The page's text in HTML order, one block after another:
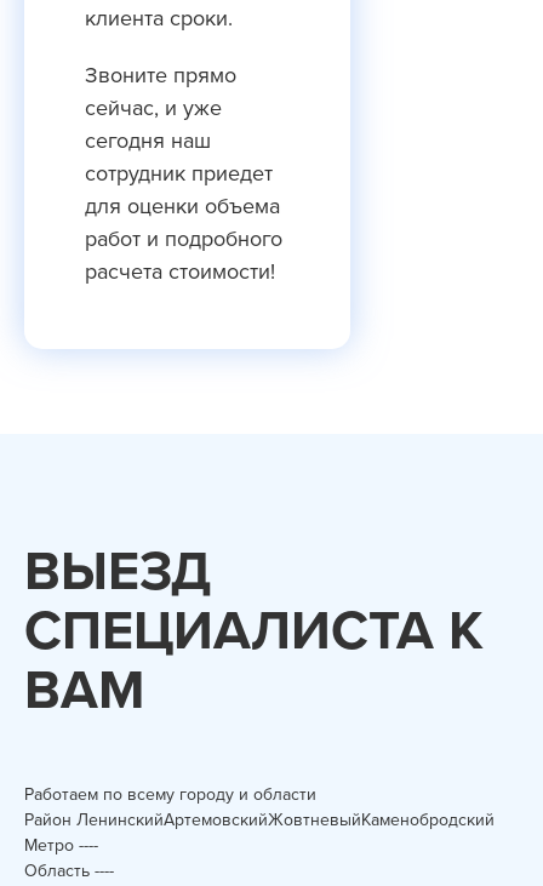
клиента сроки.
Звоните прямо
сейчас, и уже
сегодня наш
сотрудник приедет
для оценки объема
работ и подробного
расчета стоимости!
ВЫЕЗД
СПЕЦИАЛИСТА К
ВАМ
Работаем по всему городу и области
Район ЛенинскийАртемовскийЖовтневыйКаменобродский
Метро ----
Область ----